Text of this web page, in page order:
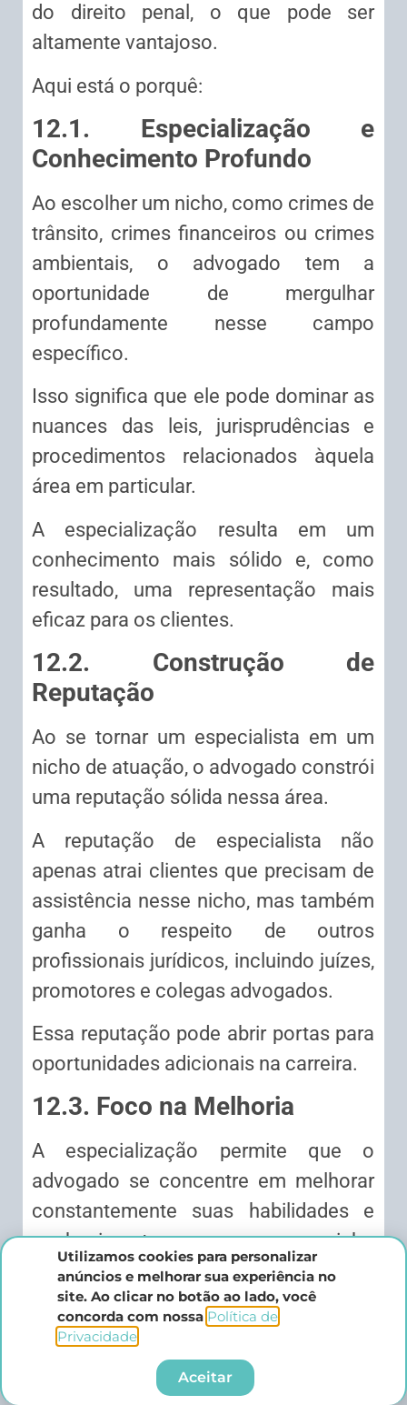
do direito penal, o que pode ser
altamente vantajoso.
Aqui está o porquê:
12.1. Especialização e
Conhecimento Profundo
Ao escolher um nicho, como crimes de
trânsito, crimes financeiros ou crimes
ambientais, o advogado tem a
oportunidade de mergulhar
profundamente nesse campo
específico.
Isso significa que ele pode dominar as
nuances das leis, jurisprudências e
procedimentos relacionados àquela
área em particular.
A especialização resulta em um
conhecimento mais sólido e, como
resultado, uma representação mais
eficaz para os clientes.
12.2. Construção de
Reputação
Ao se tornar um especialista em um
nicho de atuação, o advogado constrói
uma reputação sólida nessa área.
A reputação de especialista não
apenas atrai clientes que precisam de
assistência nesse nicho, mas também
ganha o respeito de outros
profissionais jurídicos, incluindo juízes,
promotores e colegas advogados.
Essa reputação pode abrir portas para
oportunidades adicionais na carreira.
12.3. Foco na Melhoria
A especialização permite que o
advogado se concentre em melhorar
constantemente suas habilidades e
conhecimentos em um nicho
específico.
Isso inclui acompanhar as mudanças
nas leis, jurisprudências e práticas na
área escolhida.
Utilizamos cookies para personalizar
anúncios e melhorar sua experiência no
site. Ao clicar no botão ao lado, você
concorda com nossa Política de
Privacidade.​
Aceitar